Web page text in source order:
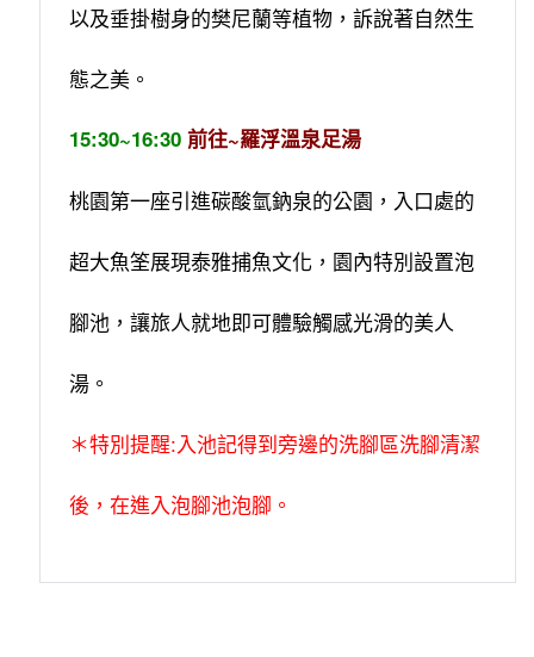
以及垂掛樹身的樊尼蘭等植物，訴說著自然生
態之美。
15:30~16:30 前往~羅浮溫泉足湯
桃園第一座引進碳酸氫鈉泉的公園，入口處的
超大魚筌展現泰雅捕魚文化，園內特別設置泡
腳池，讓旅人就地即可體驗觸感光滑的美人
湯。
＊特別提醒:入池記得到旁邊的洗腳區洗腳清潔
後，在進入泡腳池泡腳。